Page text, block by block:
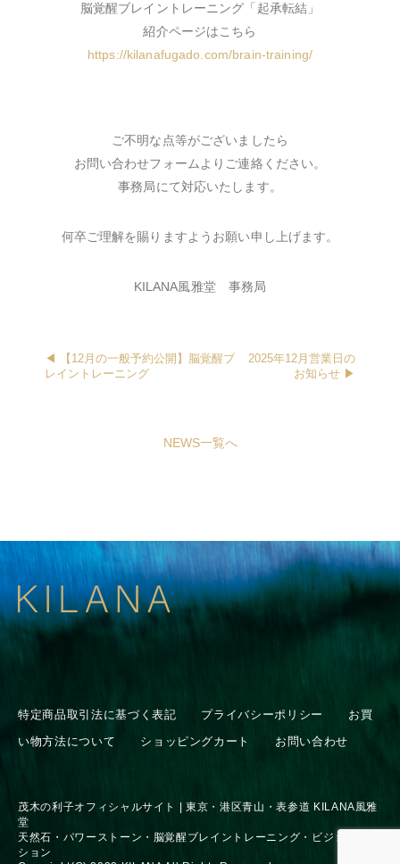
脳覚醒ブレイントレーニング「起承転結」
紹介ページはこちら
https://kilanafugado.com/brain-training/
ご不明な点等がございましたら
お問い合わせフォームよりご連絡ください。
事務局にて対応いたします。
何卒ご理解を賜りますようお願い申し上げます。
KILANA風雅堂 事務局
◀︎ 【12月の一般予約公開】脳覚醒ブ
レイントレーニング
2025年12月営業日の
お知らせ ▶︎
NEWS一覧へ
特定商品取引法に基づく表記 プライバシーポリシー
お買
い物方法について
ショッピングカート お問い合わせ
茂木の利子オフィシャルサイト | 東京・港区青山・表参道 KILANA風雅
堂
天然石・パワーストーン・脳覚醒ブレイントレーニング・ビジョンセッ
ション